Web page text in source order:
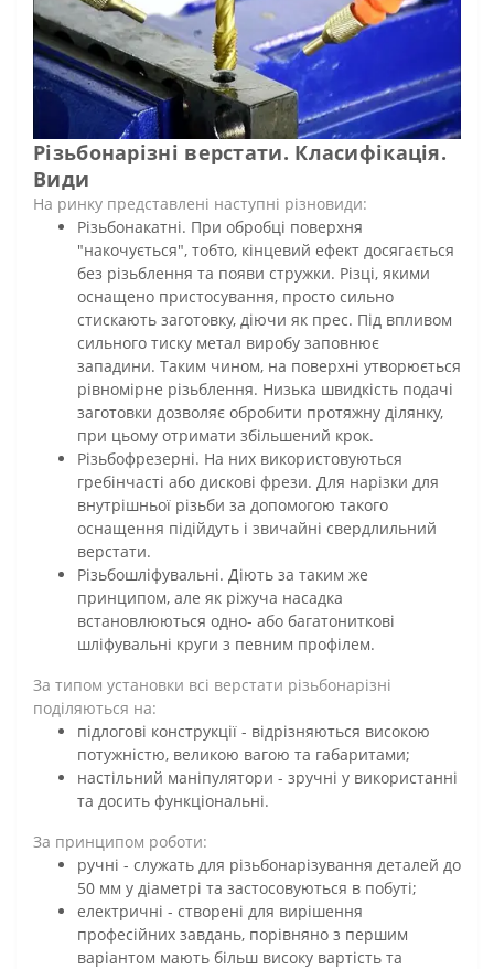
Різьбонарізні верстати. Класифікація.
Види
На ринку представлені наступні різновиди:
Різьбонакатні. При обробці поверхня
"накочується", тобто, кінцевий ефект досягається
без різьблення та появи стружки. Різці, якими
оснащено пристосування, просто сильно
стискають заготовку, діючи як прес. Під впливом
сильного тиску метал виробу заповнює
западини. Таким чином, на поверхні утворюється
рівномірне різьблення. Низька швидкість подачі
заготовки дозволяє обробити протяжну ділянку,
при цьому отримати збільшений крок.
Різьбофрезерні. На них використовуються
гребінчасті або дискові фрези. Для нарізки для
внутрішньої різьби за допомогою такого
оснащення підійдуть і звичайні свердлильний
верстати.
Різьбошліфувальні. Діють за таким же
принципом, але як ріжуча насадка
встановлюються одно- або багатониткові
шліфувальні круги з певним профілем.
За типом установки всі верстати різьбонарізні
поділяються на:
підлогові конструкції - відрізняються високою
потужністю, великою вагою та габаритами;
настільний маніпулятори - зручні у використанні
та досить функціональні.
За принципом роботи:
ручні - служать для різьбонарізування деталей до
50 мм у діаметрі та застосовуються в побуті;
електричні - створені для вирішення
професійних завдань, порівняно з першим
варіантом мають більш високу вартість та